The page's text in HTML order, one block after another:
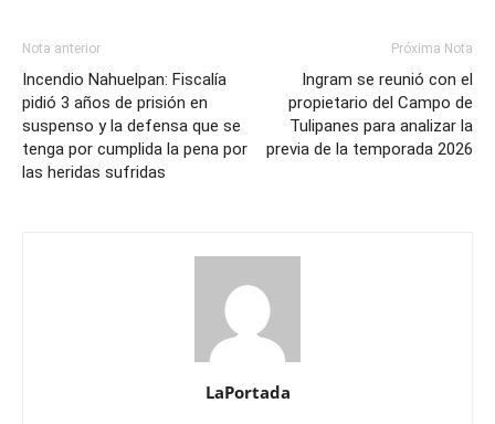
Nota anterior
Incendio Nahuelpan: Fiscalía
pidió 3 años de prisión en
suspenso y la defensa que se
tenga por cumplida la pena por
las heridas sufridas
Próxima Nota
Ingram se reunió con el
propietario del Campo de
Tulipanes para analizar la
previa de la temporada 2026
LaPortada